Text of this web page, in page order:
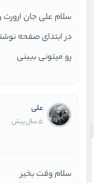
سلام علی جان
در ابتدای صفحه
رو میتونی ببینی
علی
5 سال پیش
سلام وقت بخیر